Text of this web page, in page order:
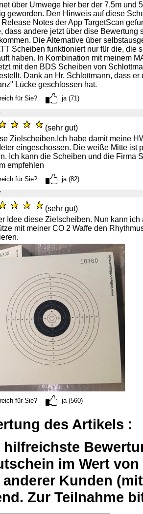
über Umwege hier ber der 7,5m und
geworden. Den Hinweis auf diese
Release Notes der App TargetScan
dass andere jetzt über dise Bewertung
Die Alternative über
Scheiben funktioniert nur für die, die
haben. In Kombination mit meinem
mit den BDS Scheiben von
Dank an Hr. Schlottmann, dass er
Lücke geschlossen hat.
für Sie? ja (71)
(sehr gut)
Zielscheiben.Ich habe damit meine
eingeschossen. Die weiße Mitte ist
Ich kann die Scheiben und die Firma
empfehlen
für Sie? ja (82)
(sehr gut)
Idee diese Zielscheiben. Nun kann ich
mit meiner CO 2 Waffe den
für Sie? ja (560)
des Artikels :
hilfreichste
im Wert
Kunden
Zur Teilnahme